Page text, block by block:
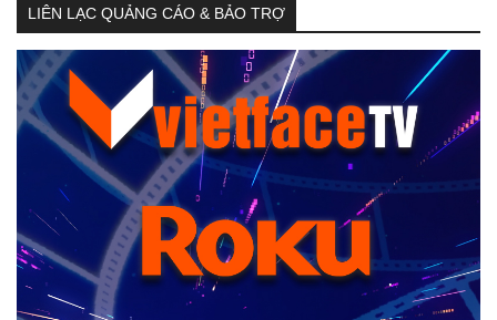
LIÊN LẠC QUẢNG CÁO & BẢO TRỢ